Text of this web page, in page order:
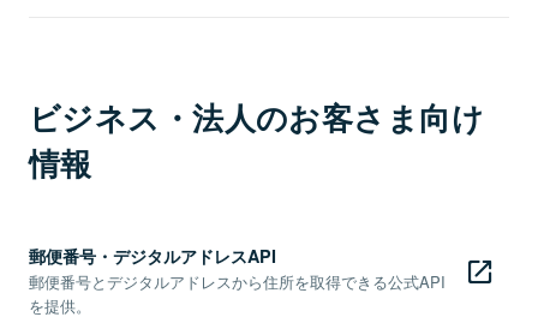
ビジネス・法人のお客さま向け
情報
郵便番号・デジタルアドレスAPI
郵便番号とデジタルアドレスから住所を取得できる公式API
を提供。